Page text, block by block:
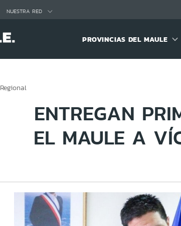
NUESTRA RED
PROVINCIAS DEL MAULE
Regional
ENTREGAN
EL MAULE A